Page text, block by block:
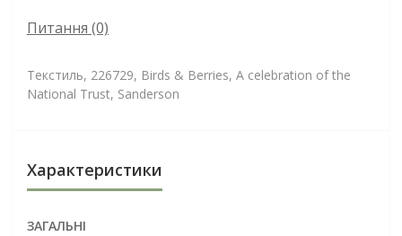
Питання (0)
Текстиль, 226729, Birds & Berries, A celebration of the
National Trust, Sanderson
Характеристики
ЗАГАЛЬНІ